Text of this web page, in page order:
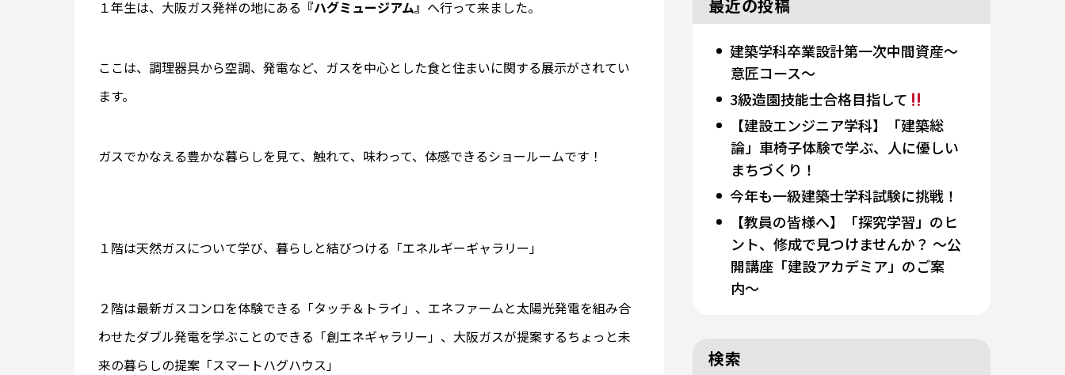
１年生は、大阪ガス発祥の地にある 『ハグミュージアム』 へ行って来ました。
ここは、調理器具から空調、発電など、ガスを中心とした食と住まいに関する展示がされてい
ます。
ガスでかなえる豊かな暮らしを見て、触れて、味わって、体感できるショールームです！
１階は天然ガスについて学び、暮らしと結びつける「エネルギーギャラリー」
２階は最新ガスコンロを体験できる「タッチ＆トライ」、エネファームと太陽光発電を組み合
わせたダブル発電を学ぶことのできる「創エネギャラリー」、大阪ガスが提案するちょっと未
来の暮らしの提案「スマートハグハウス」
最近の投稿
建築学科卒業設計第一次中間資産～
意匠コース～
3級造園技能士合格目指して
【建設エンジニア学科】「建築総
論」車椅子体験で学ぶ、人に優しい
まちづくり！
今年も一級建築士学科試験に挑戦！
【教員の皆様へ】「探究学習」のヒ
ント、修成で見つけませんか？ 〜公
開講座「建設アカデミア」のご案
内〜
検索